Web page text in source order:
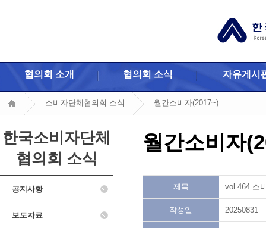
협의회 소개 협의회 소식 자유게시
소비자단체협의회 소식 월간소비자(2017~)
한국소비자단체
협의회 소식
공지사항
보도자료
월간소비자
제목 vol.464 소
작성일 20250831